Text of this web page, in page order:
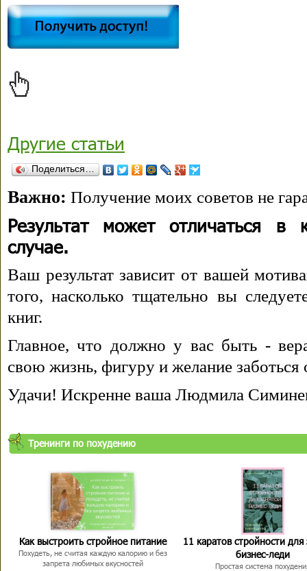
Другие статьи
Поделиться…
Важно: Получение моих советов не
Результат может отличаться в
случае.
Ваш результат зависит от вашей
того, насколько тщательно вы
книг.
Главное, что должно у вас быть -
свою жизнь, фигуру и желание заботься
Удачи! Искренне ваша Людмила
Тренинги по похудению
Как выстроить стройное питание
Похудеть, не считая каждую калорию и без
запрета любимых вкусностей
11 каратов стройности для
бизнес-леди
Простая система